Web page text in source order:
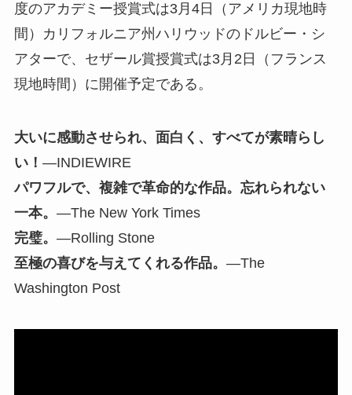
度のアカデミー授賞式は3月4日（アメリカ現地時
間）カリフォルニア州ハリウッドのドルビー・シ
アターで、セザール賞授賞式は3月2日（フランス
現地時間）に開催予定である。
大いに感動させられ、面白く、すべてが素晴らし
い！ ―INDIEWIRE
パワフルで、複雑で革命的な作品。忘れられない
一本。 ―The New York Times
完璧。 ―Rolling Stone
至極の喜びを与えてくれる作品。 ―The
Washington Post